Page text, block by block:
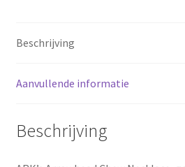
Beschrijving
Aanvullende informatie
Beschrijving